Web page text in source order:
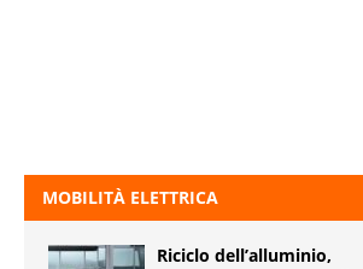
MOBILITÀ ELETTRICA
Riciclo dell’alluminio,